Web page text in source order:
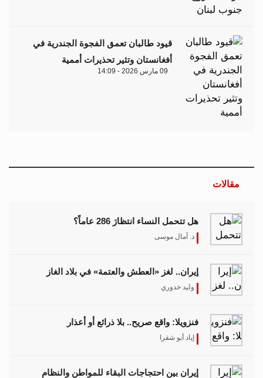
قيود طالبان تعمق الفجوة الجندرية في
أفغانستان وتثير تحذيرات أممية
09 مارس 2026 - 14:09
مقالات
هل تتحمل النساء انتظارَ 286 عاماً؟
د. آمال موسى
إيران.. لغز «العطش والعتمة» في بلاد الغاز
وليد خدوري
فنزويلا: واقع صريح.. بلا ذرائع أو أعذار
إياد أبو شقرا
إيران بين احتجاجات البقاء للمواطن والنظام